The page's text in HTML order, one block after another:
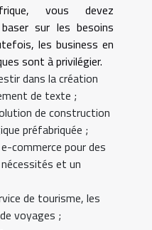
vous devez
sur les besoins
les business en
sont à privilégier.
dans la création
de texte ;
de construction
préfabriquée ;
commerce pour des
et un
de tourisme, les
voyages ;